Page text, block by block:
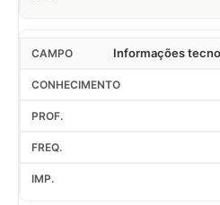
Informações